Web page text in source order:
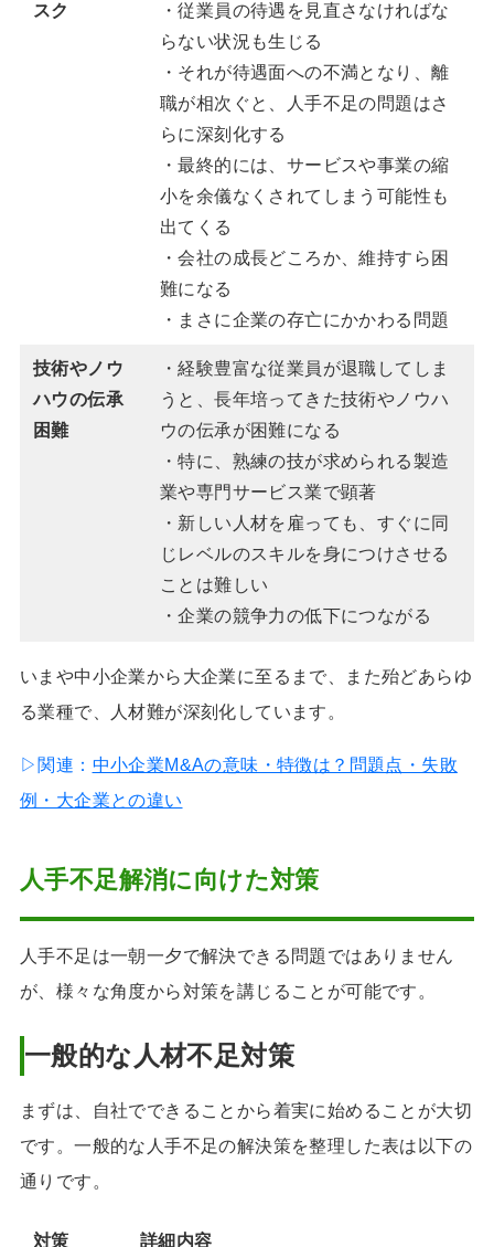
スク
・従業員の待遇を見直さなければな
らない状況も生じる
・それが待遇面への不満となり、離
職が相次ぐと、人手不足の問題はさ
らに深刻化する
・最終的には、サービスや事業の縮
小を余儀なくされてしまう可能性も
出てくる
・会社の成長どころか、維持すら困
難になる
・まさに企業の存亡にかかわる問題
技術やノウ
ハウの伝承
困難
・経験豊富な従業員が退職してしま
うと、長年培ってきた技術やノウハ
ウの伝承が困難になる
・特に、熟練の技が求められる製造
業や専門サービス業で顕著
・新しい人材を雇っても、すぐに同
じレベルのスキルを身につけさせる
ことは難しい
・企業の競争力の低下につながる
いまや中小企業から大企業に至るまで、また殆どあらゆ
る業種で、人材難が深刻化しています。
▷関連： 中小企業M&Aの意味・特徴は？問題点・失敗
例・大企業との違い
人手不足解消に向けた対策
人手不足は一朝一夕で解決できる問題ではありません
が、様々な角度から対策を講じることが可能です。
一般的な人材不足対策
まずは、自社でできることから着実に始めることが大切
です。一般的な人手不足の解決策を整理した表は以下の
通りです。
対策 詳細内容